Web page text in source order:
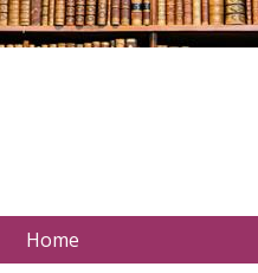
Home